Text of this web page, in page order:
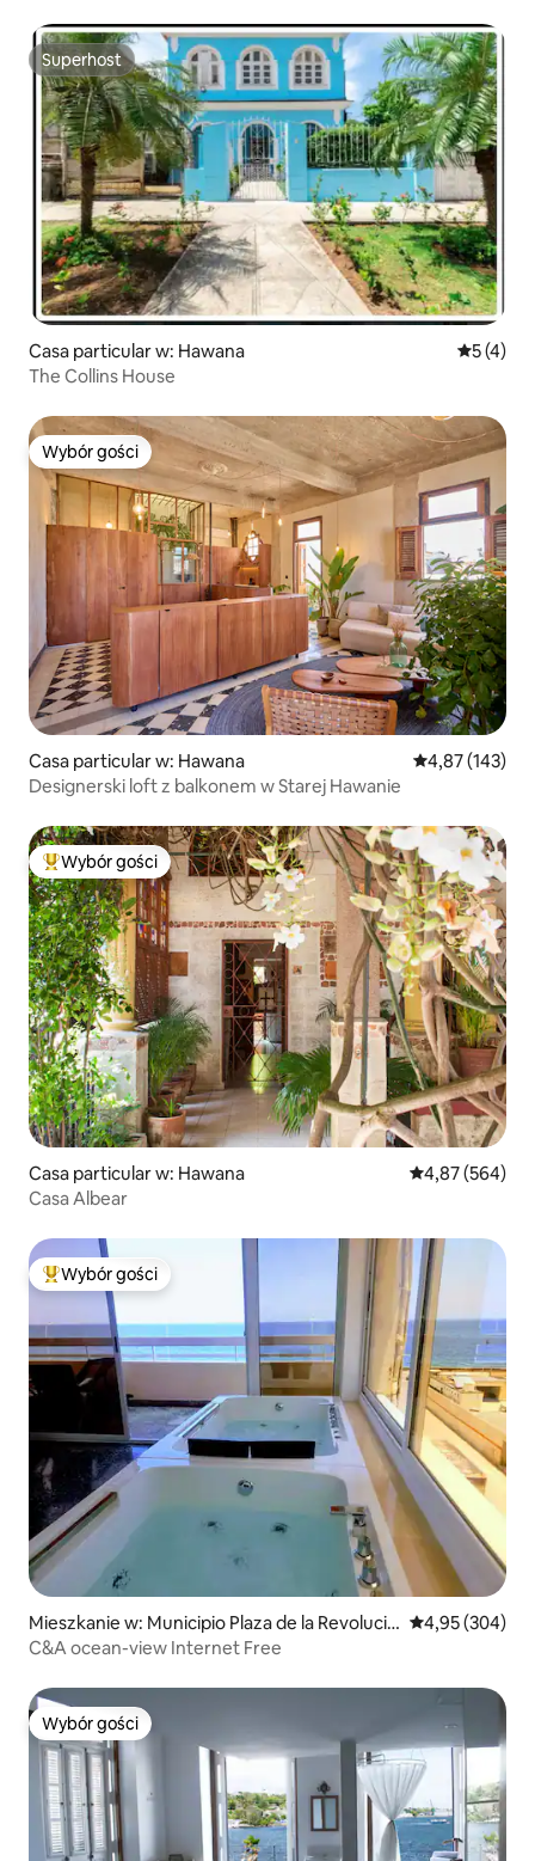
Superhost
Superhost
Casa particular w: Hawana Średnia
5 (4)
The Collins House
Wybór gości
Wybór gości
Casa particular w: Hawana Średnia
4,87 (143)
Designerski loft z balkonem w Starej Hawanie
Najpopularniejsze z kategorii Wybór gości
Wybór gości
Casa particular w: Hawana Średnia
4,87 (564)
Casa Albear
Najpopularniejsze z kategorii Wybór gości
Wybór gości
Mieszkanie w: Municipio Plaza de la Revolució
n, reparto Vedado
Średnia
4,95 (304)
C&A ocean-view Internet Free
Wybór gości
Wybór gości